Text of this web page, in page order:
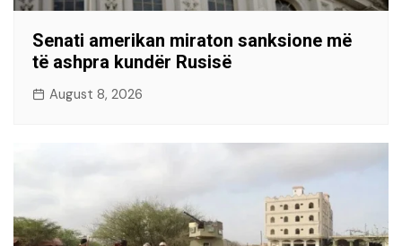
Senati amerikan miraton sanksione më
të ashpra kundër Rusisë
August 8, 2026